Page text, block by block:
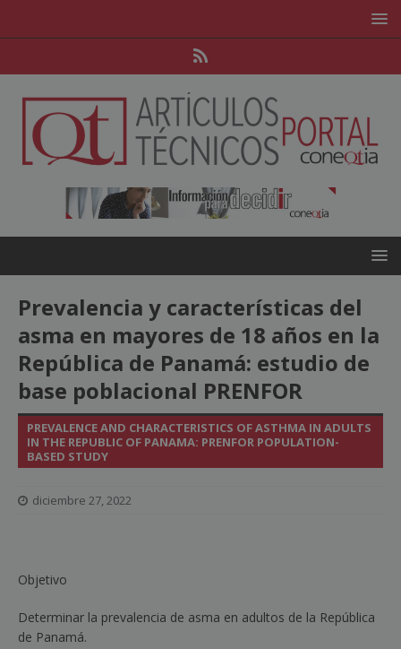
Prevalencia y características del
asma en mayores de 18 años en la
República de Panamá: estudio de
base poblacional PRENFOR
PREVALENCE AND CHARACTERISTICS OF ASTHMA IN ADULTS
IN THE REPUBLIC OF PANAMA: PRENFOR POPULATION-
BASED STUDY
diciembre 27, 2022
Objetivo
Determinar la prevalencia de asma en adultos de la República
de Panamá.